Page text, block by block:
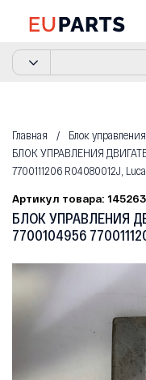
Главная
Блок управления
БЛОК УПРАВЛЕНИЯ
7700111206 R04080012J,
Артикул товара:
БЛОК УПРАВЛЕНИЯ
7700104956